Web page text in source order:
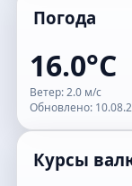
Погода
16.0°C
Ветер: 2.0 м/с
Обновлено:
Курсы